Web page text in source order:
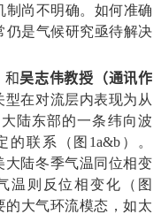
制尚不明确。如何准确
仍是气候研究亟待解决
和吴志伟教授（通讯作
型在对流层内表现为从
陆东部的一条纬向波
的联系（图 1a&b ）。
大陆冬季气温同位相变
温则反位相变化（图
的大气环流模态，如太